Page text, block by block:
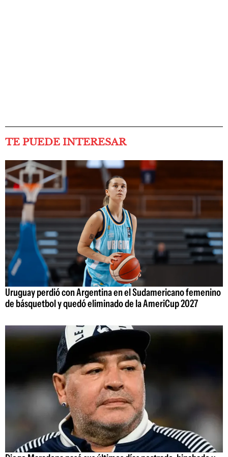
TE PUEDE INTERESAR
Uruguay perdió con Argentina en el Sudamericano femenino
de básquetbol y quedó eliminado de la AmeriCup 2027